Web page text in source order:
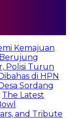
Kemajuan
Polisi Turun
di HPN
Sordang
The Latest
and Tribute